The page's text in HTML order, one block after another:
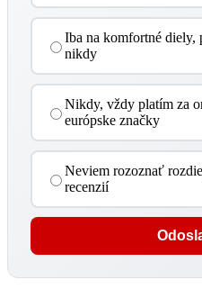
Iba na komfortné diely,
nikdy
Nikdy, vždy platím za
európske značky
Neviem rozoznať
recenzií